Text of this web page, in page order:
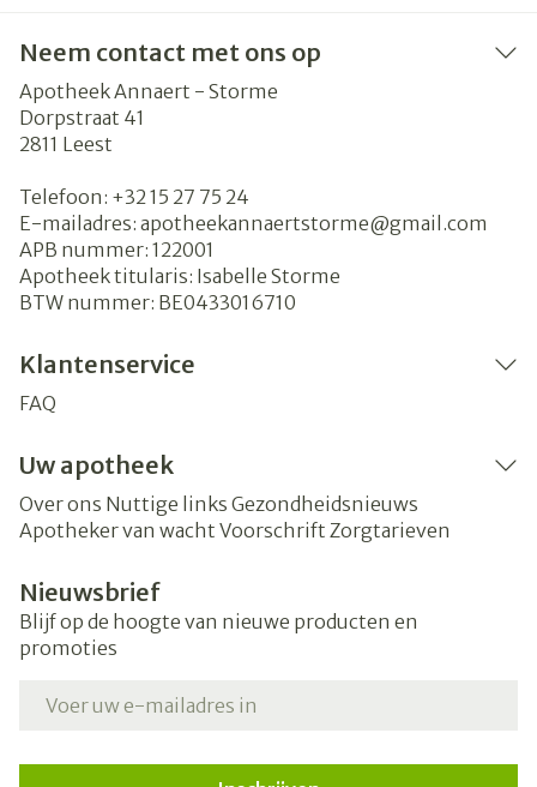
Neem contact met ons op
Apotheek Annaert - Storme
Dorpstraat 41
2811 Leest
Telefoon: +32 15 27 75 24
E-mailadres: apotheekannaertstorme@gmail.com
APB nummer: 122001
Apotheek titularis: Isabelle Storme
BTW nummer: BE0433016710
Klantenservice
FAQ
Uw apotheek
Over ons Nuttige links Gezondheidsnieuws
Apotheker van wacht Voorschrift Zorgtarieven
Nieuwsbrief
Blijf op de hoogte van nieuwe producten en
promoties